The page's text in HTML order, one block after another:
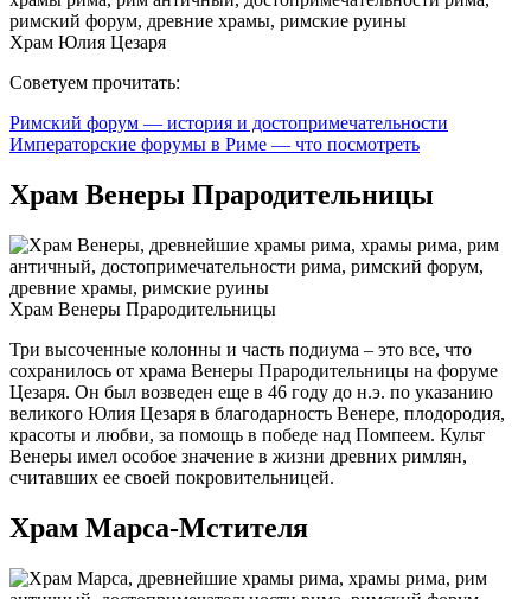
Храм Юлия Цезаря
Советуем прочитать:
Римский форум — история и достопримечательности
Императорские форумы в Риме — что посмотреть
Храм Венеры Прародительницы
Храм Венеры Прародительницы
Три высоченные колонны и часть подиума – это все, что
сохранилось от храма Венеры Прародительницы на форуме
Цезаря. Он был возведен еще в 46 году до н.э. по указанию
великого Юлия Цезаря в благодарность Венере, плодородия,
красоты и любви, за помощь в победе над Помпеем. Культ
Венеры имел особое значение в жизни древних римлян,
считавших ее своей покровительницей.
Храм Марса-Мстителя